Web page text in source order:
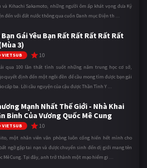
và Kihachi Sakamoto, những người ôm ấp khát vọng đưa Kỷ
đến với đất nước thông qua cuốn Danh mục Điện th ...
Bạn Gái Yêu Bạn Rất Rất Rất Rất Rất
3)
VIETSUB 10
qua 100 lần thất tình suốt những năm trung học cơ sở,
quyết định đến một ngôi đền để cầu mong tìm được bạn gái
cấp ba. Lời cầu nguyện của cậu được Thần Tình Y ...
Mạnh Nhất Thế Giới - Nhà Khai
Binh Của Vương Quốc Mê Cung
VIETSUB 10
một nhân viên văn phòng luôn cống hiến hết mình cho
ngờ gặp tai nạn và được chuyển sinh đến dị giới mang tên
Mê Cung. Tại đây, anh trở thành một mạo hiểm gi ...